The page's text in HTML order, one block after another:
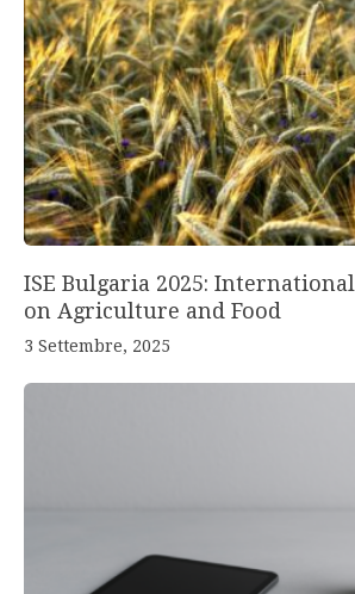
ISE Bulgaria 2025:
on Agriculture and Food
3 Settembre, 2025